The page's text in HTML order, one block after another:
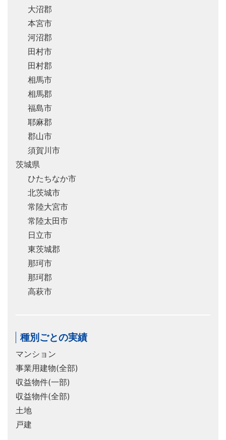
大沼郡
本宮市
河沼郡
田村市
田村郡
相馬市
相馬郡
福島市
耶麻郡
郡山市
須賀川市
茨城県
ひたちなか市
北茨城市
常陸大宮市
常陸太田市
日立市
東茨城郡
那珂市
那珂郡
高萩市
種別ごとの実績
マンション
事業用建物(全部)
収益物件(一部)
収益物件(全部)
土地
戸建